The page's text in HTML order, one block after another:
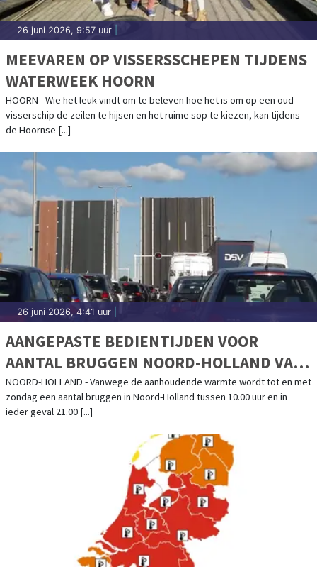
26 juni 2026, 9:57 uur
MEEVAREN OP VISSERSSCHEPEN TIJDENS
WATERWEEK HOORN
HOORN - Wie het leuk vindt om te beleven hoe het is om op een oud
visserschip de zeilen te hijsen en het ruime sop te kiezen, kan tijdens
de Hoornse [...]
26 juni 2026, 4:41 uur
AANGEPASTE BEDIENTIJDEN VOOR
AANTAL BRUGGEN NOORD-HOLLAND VAN
KRACHT TOT EN MET ZONDAG
NOORD-HOLLAND - Vanwege de aanhoudende warmte wordt tot en met
zondag een aantal bruggen in Noord-Holland tussen 10.00 uur en in
ieder geval 21.00 [...]